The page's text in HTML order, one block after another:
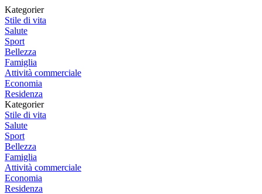
Kategorier
Stile di vita
Salute
Sport
Bellezza
Famiglia
Attività commerciale
Economia
Residenza
Kategorier
Stile di vita
Salute
Sport
Bellezza
Famiglia
Attività commerciale
Economia
Residenza